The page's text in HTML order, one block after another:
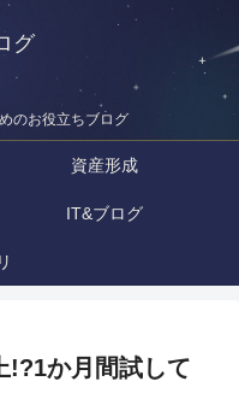
グ
のお役立ちブログ
資産形成
IT&ブログ
!?1か月間試して